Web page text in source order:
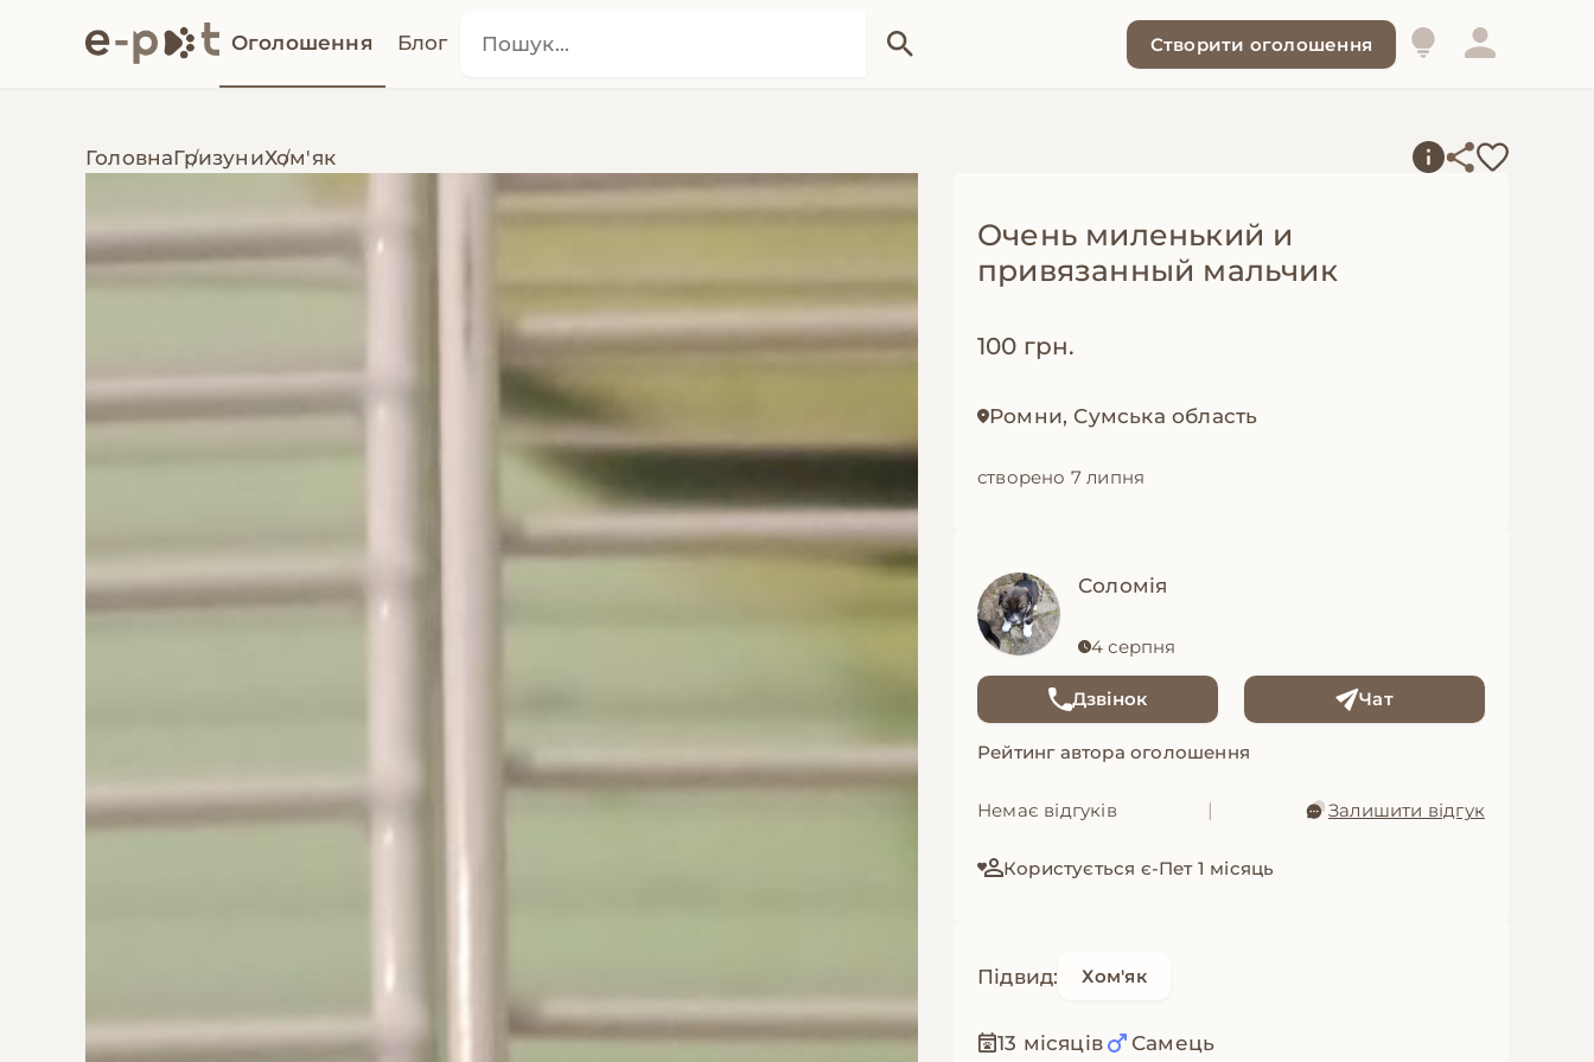
Оголошення Блог Створити оголошення
ГоловнаГризуниХом'як
Очень миленький и
привязанный мальчик
100 грн.
Ромни, Сумська область
створено 7 липня
Соломія
4 серпня
Дзвінок Чат
Рейтинг автора оголошення
Немає відгуків | Залишити відгук
Користується є-Пет 1 місяць
Підвид: Хом'як
13 місяців Самець